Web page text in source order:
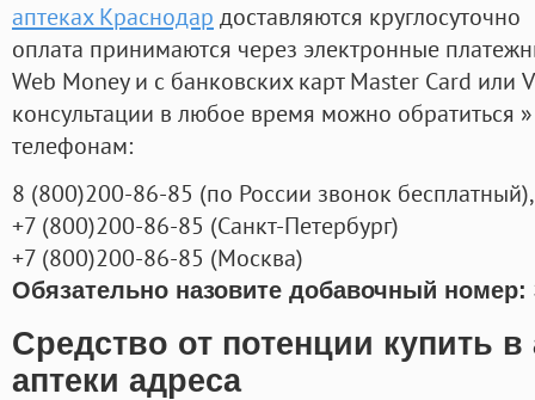
аптеках Краснодар доставляются круглосуточно
оплата принимаются через электронные
Web Money и с банковских карт Master Card или
консультации в любое время можно обратиться
телефонам:
8 (800)200-86-85 (по России звонок бесплатный),
+7 (800)200-86-85 (Санкт-Петербург)
+7 (800)200-86-85 (Москва)
Обязательно назовите добавочный номер:
Средство от потенции купить в
аптеки адреса